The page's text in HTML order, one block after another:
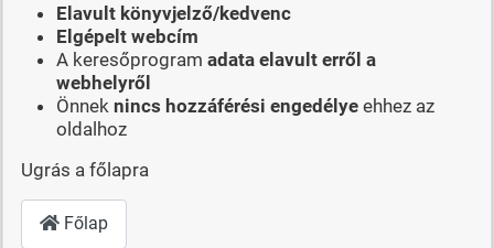
Elavult könyvjelző/kedvenc
Elgépelt webcím
A keresőprogram adata elavult erről a
webhelyről
Önnek nincs hozzáférési engedélyeehhez az
oldalhoz
Ugrás a főlapra
Főlap